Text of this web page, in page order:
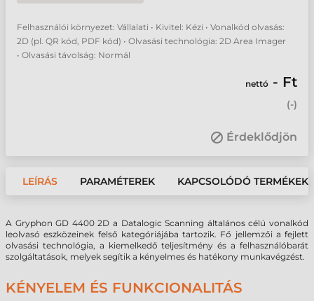
Felhasználói környezet: Vállalati • Kivitel: Kézi • Vonalkód olvasás:
2D (pl. QR kód, PDF kód) • Olvasási technológia: 2D Area Imager
• Olvasási távolság: Normál
nettó - Ft
(-)
Érdeklődjön
LEÍRÁS PARAMÉTEREK KAPCSOLÓDÓ TERMÉKEK
A Gryphon GD 4400 2D a Datalogic Scanning általános célú vonalkód
leolvasó eszközeinek felső kategóriájába tartozik. Fő jellemzői a fejlett
olvasási technológia, a kiemelkedő teljesítmény és a felhasználóbarát
szolgáltatások, melyek segítik a kényelmes és hatékony munkavégzést.
KÉNYELEM ÉS FUNKCIONALITÁS